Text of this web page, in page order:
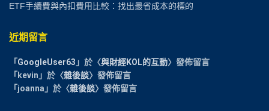
ETF手續費與內扣費用比較：找出最省成本的標的
近期留言
「GoogleUser63 」於〈與財經KOL的互動〉發佈留言
「kevin 」於〈雜後談〉發佈留言
「joanna 」於〈雜後談〉發佈留言